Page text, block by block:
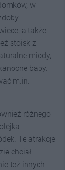
w
a także
stoisk z
miody,
baby.
m.in.
różnego
Te atrakcje
chciał
też innych